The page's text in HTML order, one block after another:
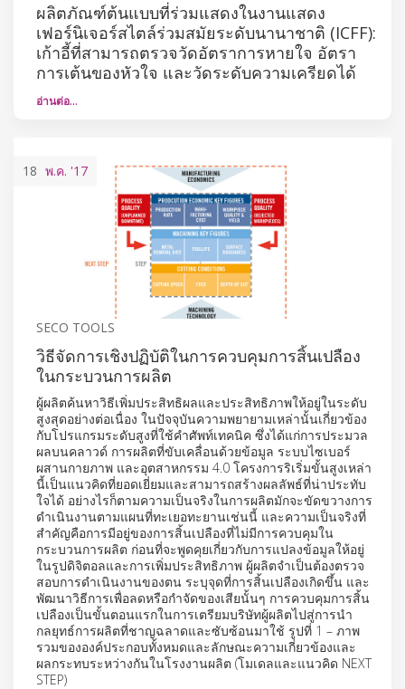
ผลิตภัณฑ์ต้นแบบที่ร่วมแสดงในงานแสดง
เฟอร์นิเจอร์สไตล์ร่วมสมัยระดับนานาชาติ (ICFF):
เก้าอี้ที่สามารถตรวจวัดอัตราการหายใจ อัตรา
การเต้นของหัวใจ และวัดระดับความเครียดได้
อ่านต่อ…
18 พ.ค. '17
SECO TOOLS
วิธีจัดการเชิงปฏิบัติในการควบคุมการสิ้นเปลือง
ในกระบวนการผลิต
ผู้ผลิตค้นหาวิธีเพิ่มประสิทธิผลและประสิทธิภาพให้อยู่ในระดับ
สูงสุดอย่างต่อเนื่อง ในปัจจุบันความพยายามเหล่านั้นเกี่ยวข้อง
กับโปรแกรมระดับสูงที่ใช้คำศัพท์เทคนิค ซึ่งได้แก่การประมวล
ผลบนคลาวด์ การผลิตที่ขับเคลื่อนด้วยข้อมูล ระบบไซเบอร์
ผสานกายภาพ และอุตสาหกรรม 4.0 โครงการริเริ่มขั้นสูงเหล่า
นี้เป็นแนวคิดที่ยอดเยี่ยมและสามารถสร้างผลลัพธ์ที่น่าประทับ
ใจได้ อย่างไรก็ตามความเป็นจริงในการผลิตมักจะขัดขวางการ
ดำเนินงานตามแผนที่ทะเยอทะยานเช่นนี้ และความเป็นจริงที่
สำคัญคือการมีอยู่ของการสิ้นเปลืองที่ไม่มีการควบคุมใน
กระบวนการผลิต ก่อนที่จะพูดคุยเกี่ยวกับการแปลงข้อมูลให้อยู่
ในรูปดิจิตอลและการเพิ่มประสิทธิภาพ ผู้ผลิตจำเป็นต้องตรวจ
สอบการดำเนินงานของตน ระบุจุดที่การสิ้นเปลืองเกิดขึ้น และ
พัฒนาวิธีการเพื่อลดหรือกำจัดของเสียนั้นๆ การควบคุมการสิ้น
เปลืองเป็นขั้นตอนแรกในการเตรียมบริษัทผู้ผลิตไปสู่การนำ
กลยุทธ์การผลิตที่ชาญฉลาดและซับซ้อนมาใช้ รูปที่ 1 – ภาพ
รวมขององค์ประกอบทั้งหมดและลักษณะความเกี่ยวข้องและ
ผลกระทบระหว่างกันในโรงงานผลิต (โมเดลและแนวคิด NEXT
STEP)